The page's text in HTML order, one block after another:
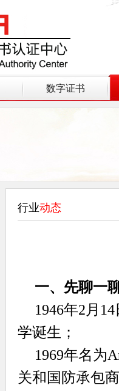
数字证书
行业动态
一、先聊一
1946年2月
学诞生；
1969年名为
关和国防承包